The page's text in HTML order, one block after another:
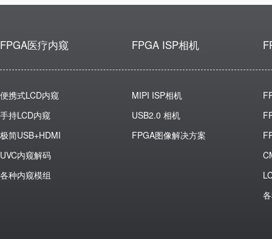
FPGA医疗内窥
便携式LCD内窥
手持LCD内窥
极简USB+HDMI
UVC内窥解码
各种内窥模组
FPGA ISP相机
MIPI ISP相机
USB2.0 相机
FPGA图像解决方案